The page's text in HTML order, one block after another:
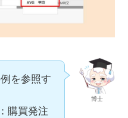
博士
を参照す
購買発注